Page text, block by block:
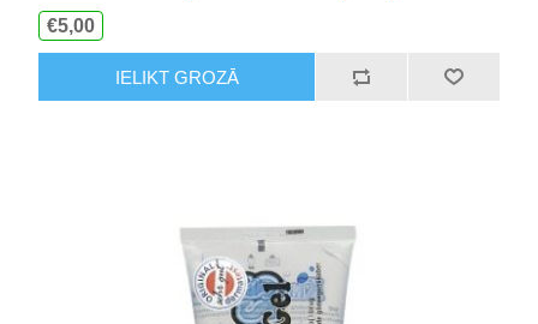
€5,00
IELIKT GROZĀ